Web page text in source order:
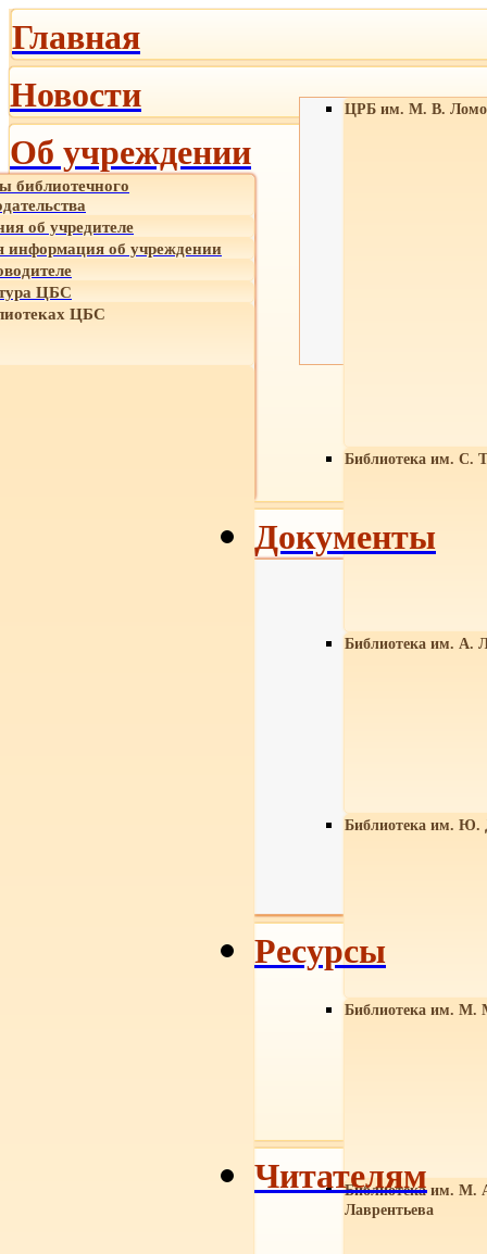
Главная
Новости
Об учреждении
библиотечного
об учредителе
об учреждении
ЦБС
ЦБС
ЦРБ им. М. В.
Библиотека им. С.
Библиотека им. А.
Библиотека им. Ю.
Библиотека им. М.
Библиотека им. М.
Лаврентьева
Документы
Ресурсы
Читателям